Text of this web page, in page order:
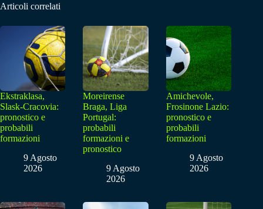
Articoli correlati
Ekstraklasa,
Slask-Cracovia:
pronostico e
probabili
formazioni
9 Agosto
2026
Moreirense
Braga, Liga
Portugal:
probabili
formazioni e
pronostico
9 Agosto
2026
Amichevole,
Frosinone Lazio:
pronostico e
probabili
formazioni
9 Agosto
2026